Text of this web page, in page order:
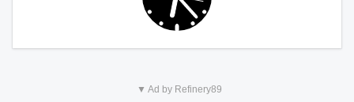
▼ Ad by Refinery89